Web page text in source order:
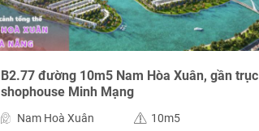
B2.77 đường 10m5 Nam Hòa Xuân, gần trục
shophouse Minh Mạng
Nam Hoà Xuân
10m5